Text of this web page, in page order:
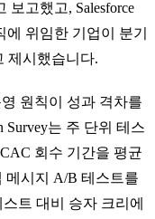
보고했고, Salesforce
위임한 기업이 분기
제시했습니다.
원칙이 성과 격차를
Survey는 주 단위 테스
회수 기간을 평균
메시지 A/B 테스트를
트 대비 승자 크리에